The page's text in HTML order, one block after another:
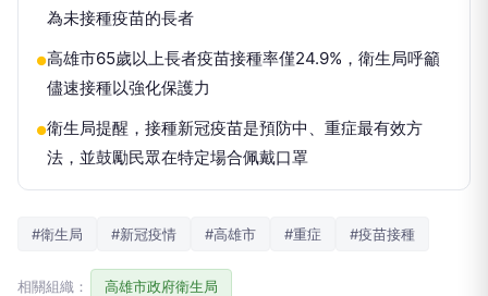
為未接種疫苗的長者
●高雄市65歲以上長者疫苗接種率僅24.9%，衛生局呼籲
儘速接種以強化保護力
●衛生局提醒，接種新冠疫苗是預防中、重症最有效方
法，並鼓勵民眾在特定場合佩戴口罩
#衛生局 #新冠疫情 #高雄市 #重症 #疫苗接種
相關組織： 高雄市政府衛生局